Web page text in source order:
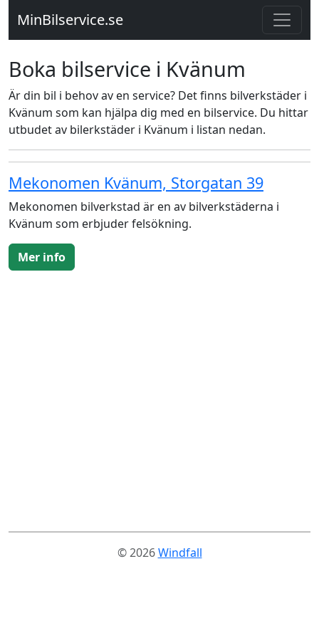
MinBilservice.se
Boka bilservice i Kvänum
Är din bil i behov av en service? Det finns bilverkstäder i
Kvänum som kan hjälpa dig med en bilservice. Du hittar
utbudet av bilerkstäder i Kvänum i listan nedan.
Mekonomen Kvänum, Storgatan 39
Mekonomen bilverkstad är en av bilverkstäderna i
Kvänum som erbjuder felsökning.
Mer info
© 2026Windfall